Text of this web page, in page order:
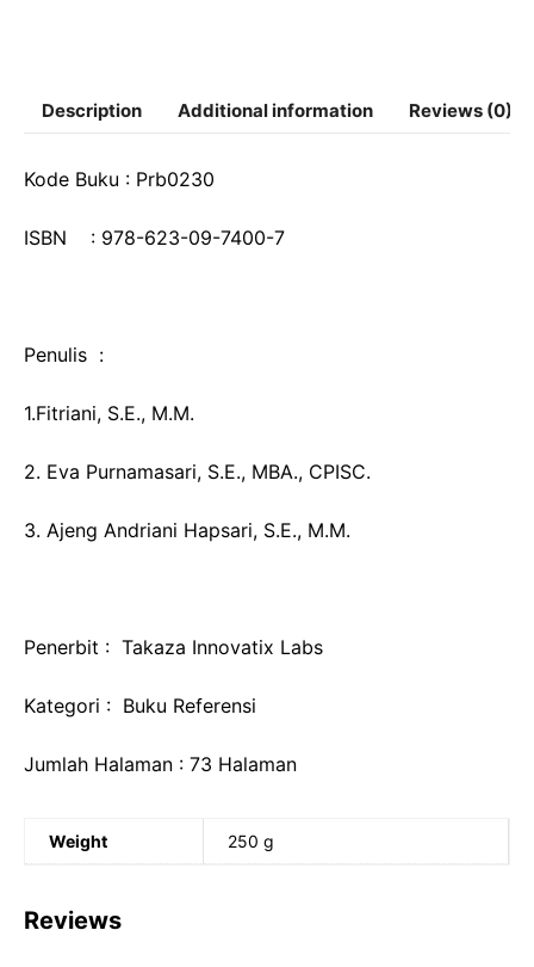
Description Additional information Reviews (0)
Kode Buku : Prb0230
ISBN : 978-623-09-7400-7
Penulis :
1.Fitriani, S.E., M.M.
2. Eva Purnamasari, S.E., MBA., CPISC.
3. Ajeng Andriani Hapsari, S.E., M.M.
Penerbit : Takaza Innovatix Labs
Kategori : Buku Referensi
Jumlah Halaman : 73 Halaman
Weight 250 g
Reviews